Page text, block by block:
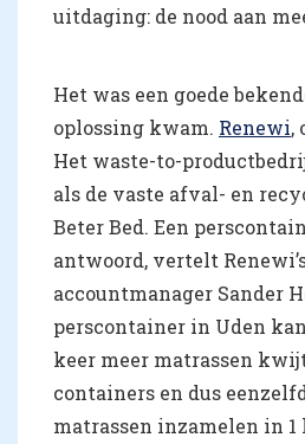
uitdaging: de nood aan
Het was een goede
oplossing kwam. Renewi,
Het waste-to-
als de vaste afval- en
Beter Bed. Een
antwoord, vertelt
accountmanager Sander
perscontainer in Uden
keer meer matrassen
containers en dus
matrassen inzamelen in 1